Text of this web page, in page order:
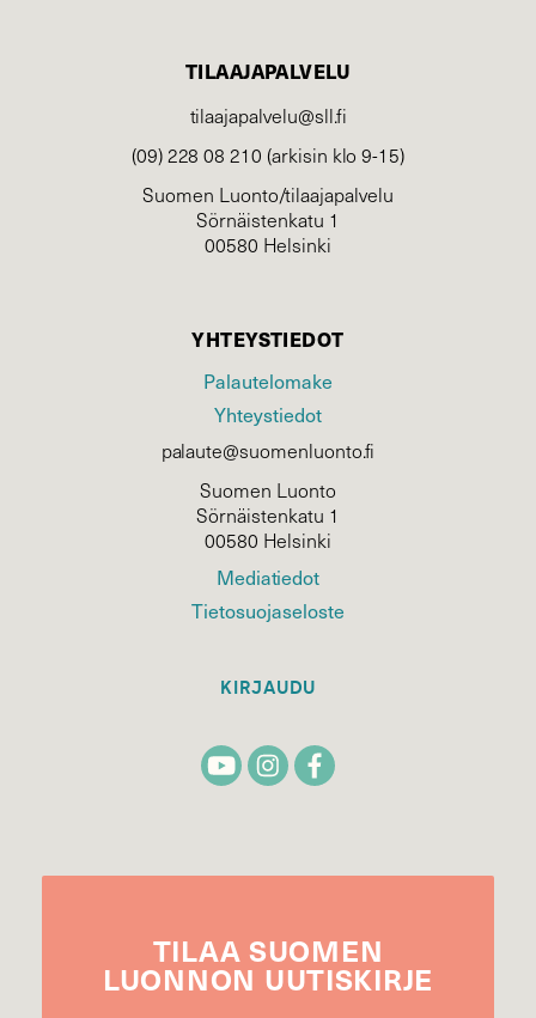
TILAAJAPALVELU
tilaajapalvelu@sll.fi
(09) 228 08 210 (arkisin klo 9-15)
Suomen Luonto/tilaajapalvelu
Sörnäistenkatu 1
00580 Helsinki
YHTEYSTIEDOT
Palautelomake
Yhteystiedot
palaute@suomenluonto.fi
Suomen Luonto
Sörnäistenkatu 1
00580 Helsinki
Mediatiedot
Tietosuojaseloste
KIRJAUDU
TILAA SUOMEN
LUONNON UUTIS­KIRJE